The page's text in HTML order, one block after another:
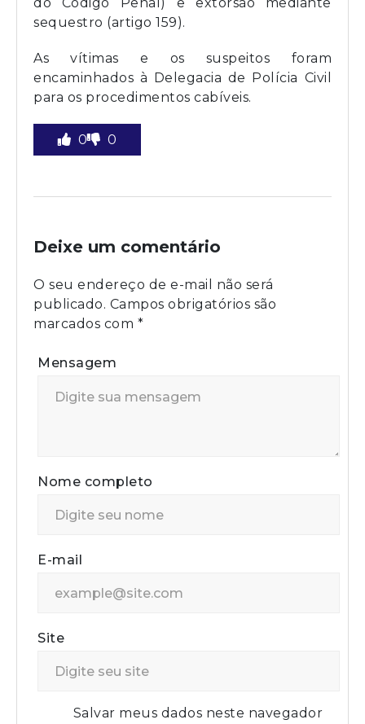
sequestro (artigo 159).
As vítimas e os suspeitos foram
encaminhados à Delegacia de Polícia Civil
para os procedimentos cabíveis.
0 0
Deixe um comentário
O seu endereço de e-mail não será
publicado. Campos obrigatórios são
marcados com *
Mensagem
Nome completo
E-mail
Site
Salvar meus dados neste navegador